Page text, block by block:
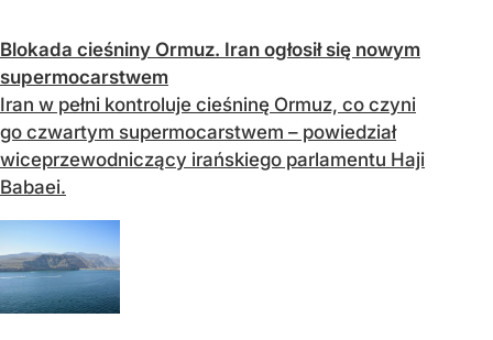
Blokada cieśniny Ormuz. Iran ogłosił się nowym
supermocarstwem
Iran w pełni kontroluje cieśninę Ormuz, co czyni
go czwartym supermocarstwem – powiedział
wiceprzewodniczący irańskiego parlamentu Haji
Babaei.